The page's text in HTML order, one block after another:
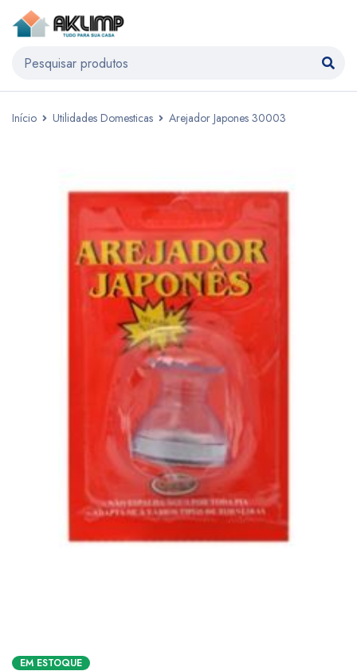
Início Utilidades Domesticas Arejador Japones 30003
EM ESTOQUE